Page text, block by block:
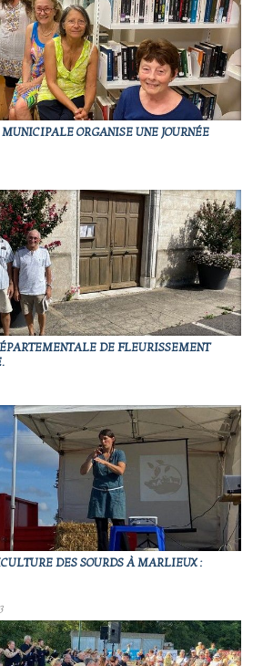
ORGANISE UNE JOURNÉE
DE FLEURISSEMENT
DES SOURDS À MARLIEUX :